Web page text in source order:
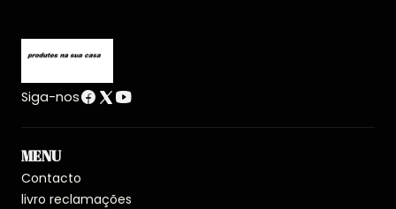
Siga-nos
MENU
Contacto
livro reclamações